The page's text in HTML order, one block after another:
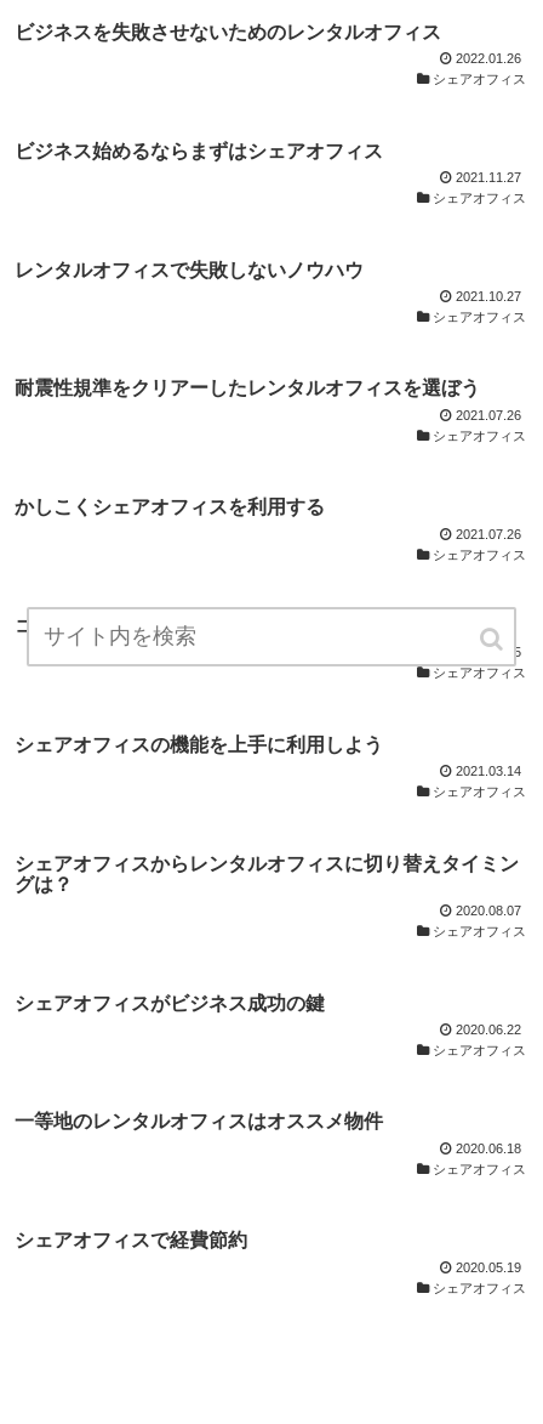
ビジネスを失敗させないためのレンタルオフィス
2022.01.26
シェアオフィス
ビジネス始めるならまずはシェアオフィス
2021.11.27
シェアオフィス
レンタルオフィスで失敗しないノウハウ
2021.10.27
シェアオフィス
耐震性規準をクリアーしたレンタルオフィスを選ぼう
2021.07.26
シェアオフィス
かしこくシェアオフィスを利用する
2021.07.26
シェアオフィス
コワーキングスペースとレンタルオフィスどっちがいい？
2021.07.25
シェアオフィス
シェアオフィスの機能を上手に利用しよう
2021.03.14
シェアオフィス
シェアオフィスからレンタルオフィスに切り替えタイミン
グは？
2020.08.07
シェアオフィス
シェアオフィスがビジネス成功の鍵
2020.06.22
シェアオフィス
一等地のレンタルオフィスはオススメ物件
2020.06.18
シェアオフィス
シェアオフィスで経費節約
2020.05.19
シェアオフィス